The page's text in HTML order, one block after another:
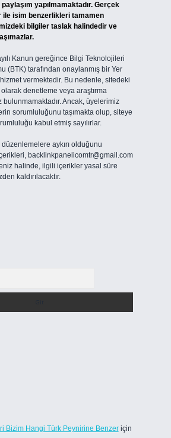
yapılmamaktadır. Gerçek
ile isim benzerlikleri tamamen
bilgiler taslak halindedir ve
Kanun gereğince Bilgi Teknolojileri
(BTK) tarafından onaylanmış bir Yer
hizmet vermektedir. Bu nedenle, sitedeki
denetleme veya araştırma
Ancak, üyelerimiz
sorumluluğunu taşımakta olup, siteye
kabul etmiş sayılırlar.
aykırı olduğunu
backlinkpanelicomtr@gmail.com
halinde, ilgili içerikler yasal süre
kaldırılacaktır.
Bizim Hangi Türk Peynirine Benzeriçin